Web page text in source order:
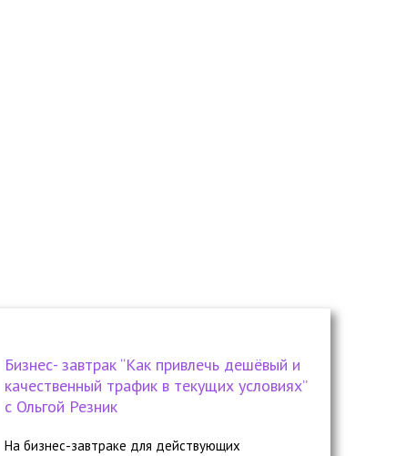
Бизнес- завтрак “Как привлечь дешёвый и
качественный трафик в текущих условиях”
с Ольгой Резник
На бизнес-завтраке для действующих